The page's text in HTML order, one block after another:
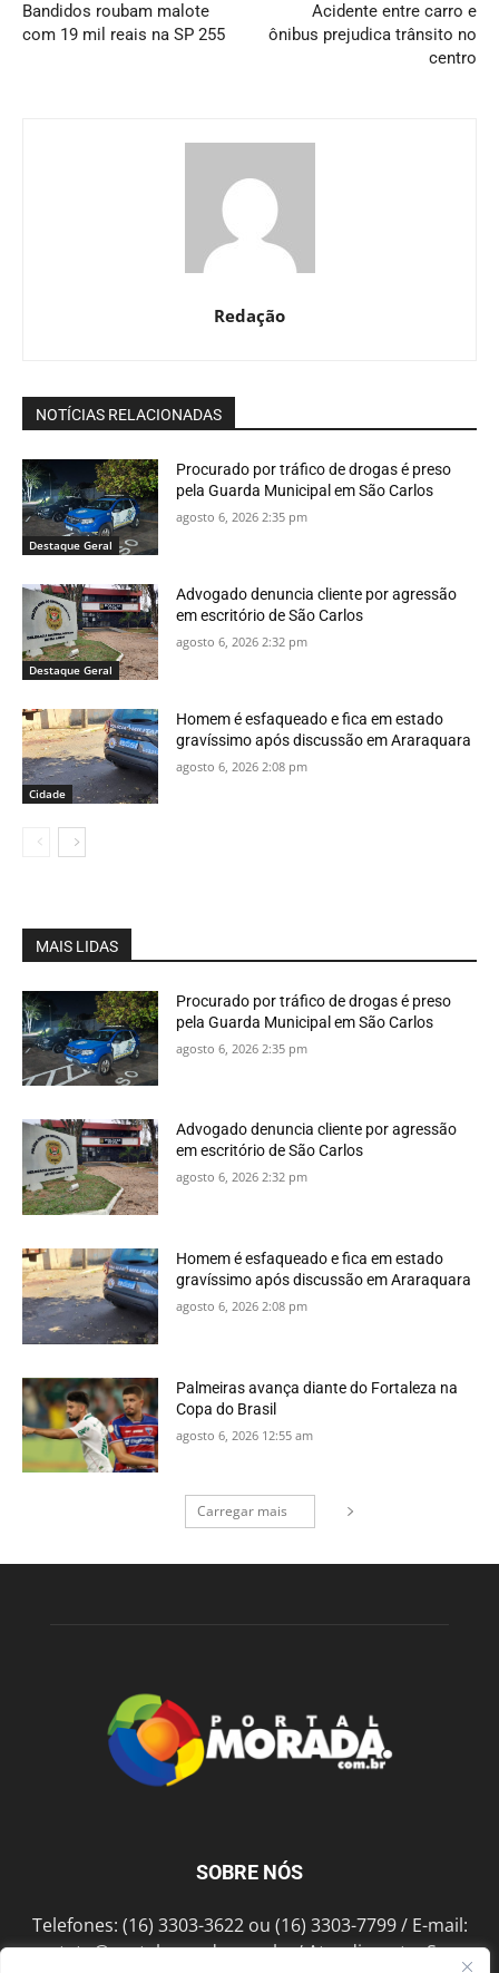
Bandidos roubam malote
com 19 mil reais na SP 255
Acidente entre carro e
ônibus prejudica trânsito no
centro
Redação
NOTÍCIAS RELACIONADAS
Destaque Geral
Procurado por tráfico de drogas é preso
pela Guarda Municipal em São Carlos
agosto 6, 2026 2:35 pm
Destaque Geral
Advogado denuncia cliente por agressão
em escritório de São Carlos
agosto 6, 2026 2:32 pm
Cidade
Homem é esfaqueado e fica em estado
gravíssimo após discussão em Araraquara
agosto 6, 2026 2:08 pm
MAIS LIDAS
Procurado por tráfico de drogas é preso
pela Guarda Municipal em São Carlos
agosto 6, 2026 2:35 pm
Advogado denuncia cliente por agressão
em escritório de São Carlos
agosto 6, 2026 2:32 pm
Homem é esfaqueado e fica em estado
gravíssimo após discussão em Araraquara
agosto 6, 2026 2:08 pm
Palmeiras avança diante do Fortaleza na
Copa do Brasil
agosto 6, 2026 12:55 am
Carregar mais
SOBRE NÓS
Telefones: (16) 3303-3622 ou (16) 3303-7799 / E-mail:
contato@portalmorada.com.br/ Atendimento: Seg a